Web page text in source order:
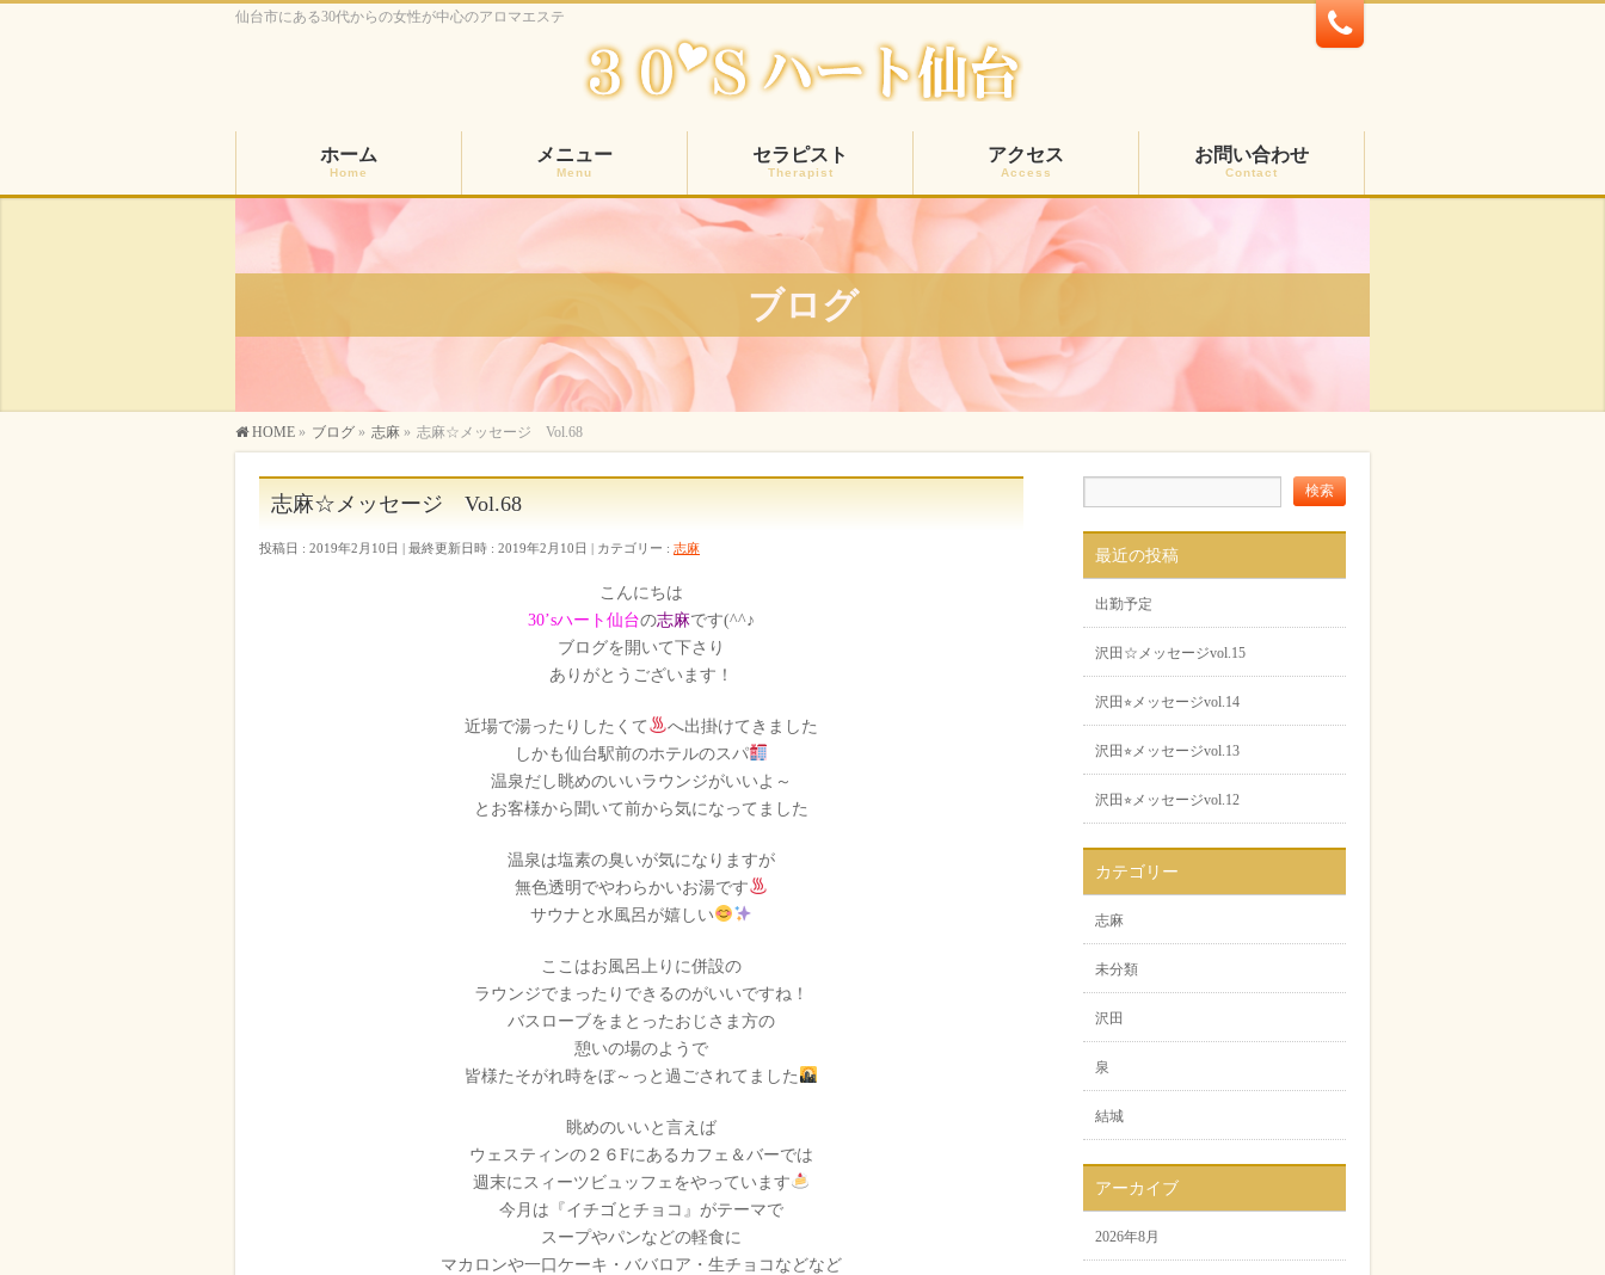
仙台市にある30代からの女性が中心のアロマエステ
ホーム
Home
メニュー
Menu
セラピスト
Therapist
アクセス
Access
お問い合わせ
Contact
ブログ
HOME » ブログ » 志麻 » 志麻☆メッセージ Vol.68
志麻☆メッセージ Vol.68
投稿日 : 2019年2月10日 最終更新日時 : 2019年2月10日 カテゴリー : 志麻
こんにちは
30’sハート仙台の志麻です(^^♪
ブログを開いて下さり
ありがとうございます！
近場で湯ったりしたくて
へ出掛けてきました
しかも仙台駅前のホテルのスパ
温泉だし眺めのいいラウンジがいいよ～
とお客様から聞いて前から気になってました
温泉は塩素の臭いが気になりますが
無色透明でやわらかいお湯です
サウナと水風呂が嬉しい
ここはお風呂上りに併設の
ラウンジでまったりできるのがいいですね！
バスローブをまとったおじさま方の
憩いの場のようで
皆様たそがれ時をぼ～っと過ごされてました
眺めのいいと言えば
ウェスティンの２６Fにあるカフェ＆バーでは
週末にスィーツビュッフェをやっています
今月は『イチゴとチョコ』がテーマで
スープやパンなどの軽食に
マカロンや一口ケーキ・ババロア・生チョコなどなど
最近の投稿
出勤予定
沢田☆メッセージvol.15
沢田⭐︎メッセージvol.14
沢田⭐︎メッセージvol.13
沢田⭐︎メッセージvol.12
カテゴリー
志麻
未分類
沢田
泉
結城
アーカイブ
2026年8月